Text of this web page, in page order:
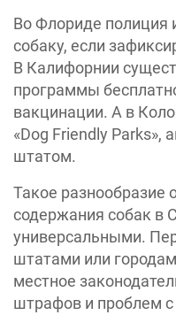
Во Флориде полиция
собаку, если
В Калифорнии
программы
вакцинации. А в
«‎Dog Friendly Parks»‎,
штатом.
Такое разнообразие
содержания собак в
универсальными.
штатами или
местное
штрафов и проблем